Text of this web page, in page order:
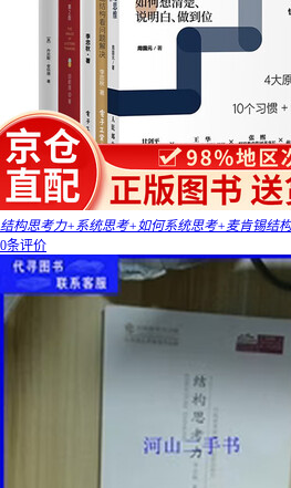
结构思考力+系统思考+如何系统思考+麦肯锡结
0条评价